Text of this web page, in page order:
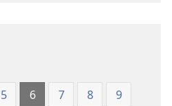
2021)
2021)
5 6 7 8
9